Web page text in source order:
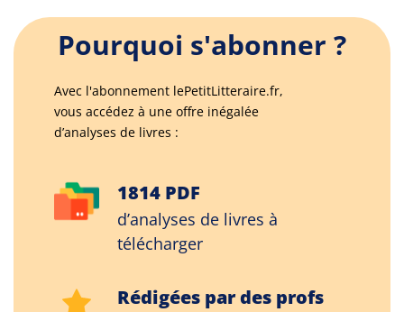
Pourquoi s'abonner ?
Avec l'abonnement lePetitLitteraire.fr,
vous accédez à une offre inégalée
d’analyses de livres :
1814 PDF
d’analyses de livres à
télécharger
Rédigées par des profs